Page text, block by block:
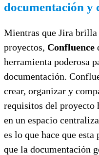
documentación y
Mientras que Jira brilla
proyectos, Confluence
herramienta poderosa
documentación.
crear, organizar y
requisitos del proyecto
en un espacio
es lo que hace que esta
que la documentación